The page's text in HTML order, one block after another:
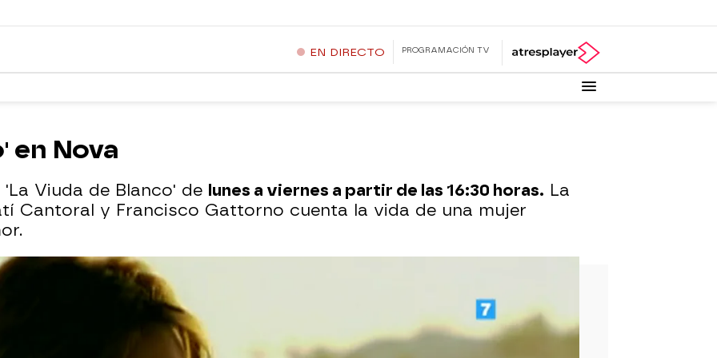
EN DIRECTO PROGRAMACIÓN TV
en Nova
Viuda de Blanco' de lunes a viernes a partir de las 16:30 horas. La
Cantoral y Francisco Gattorno cuenta la vida de una mujer